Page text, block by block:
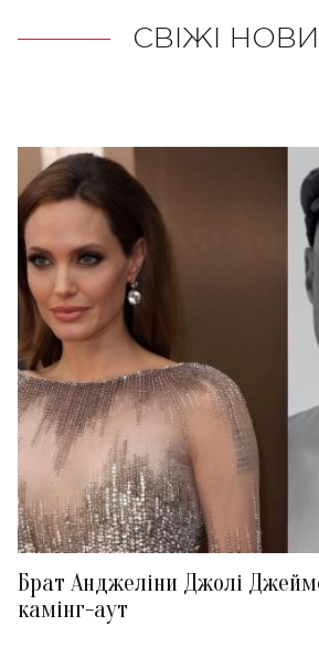
СВІЖІ
Брат Анджеліни Джолі
камінг-аут